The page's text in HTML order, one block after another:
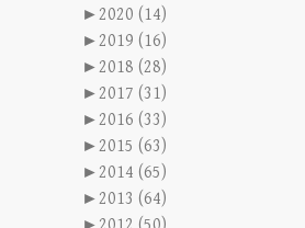
►2020 (14)
►2019 (16)
►2018 (28)
►2017 (31)
►2016 (33)
►2015 (63)
►2014 (65)
►2013 (64)